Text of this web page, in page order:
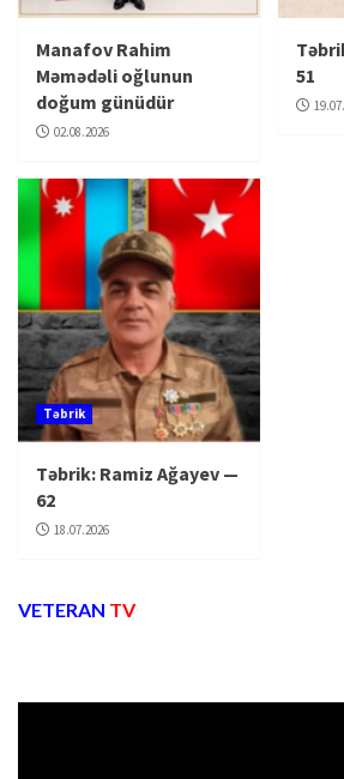
Manafov Rahim
Məmədəli oğlunun
doğum günüdür
02.08.2026
51
Təbrik
Təbrik: Ramiz Ağayev —
62
18.07.2026
VETERAN TV